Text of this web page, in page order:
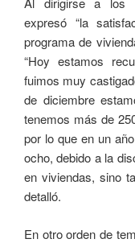
expresó “la
programa de
“Hoy estamos
fuimos muy
de diciembre
tenemos más de
por lo que en un
ocho, debido a la
en viviendas, sino
detalló.
En otro orden de